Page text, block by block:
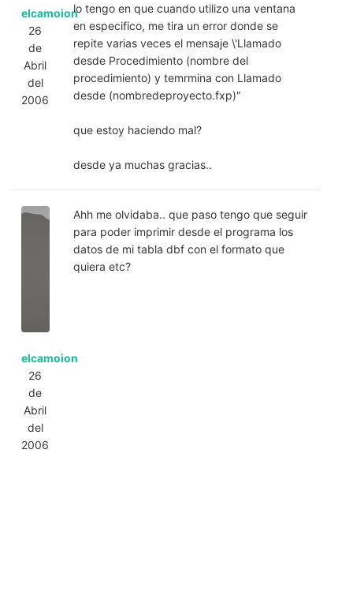
elcamoion
26
de
Abril
del
2006
lo tengo en que cuando utilizo una ventana
en especifico, me tira un error donde se
repite varias veces el mensaje \'Llamado
desde Procedimiento (nombre del
procedimiento) y temrmina con Llamado
desde (nombredeproyecto.fxp)"
que estoy haciendo mal?
desde ya muchas gracias..
elcamoion
26
de
Abril
del
2006
Ahh me olvidaba.. que paso tengo que seguir
para poder imprimir desde el programa los
datos de mi tabla dbf con el formato que
quiera etc?